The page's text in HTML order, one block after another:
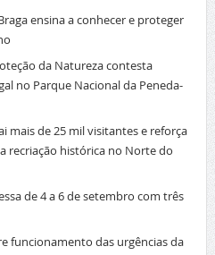
ensina a conhecer e proteger
da Natureza contesta
no Parque Nacional da Peneda-
mais de 25 mil visitantes e reforça
recriação histórica no Norte do
de 4 a 6 de setembro com três
funcionamento das urgências da